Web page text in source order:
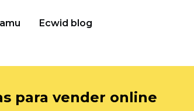
Ecwid blog
para vender online